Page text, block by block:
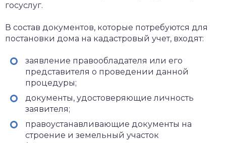
госуслуг.
В состав документов, которые потребуются для
постановки дома на кадастровый учет, входят:
заявление правообладателя или его
представителя о проведении данной
процедуры;
документы, удостоверяющие личность
заявителя;
правоустанавливающие документы на
строение и земельный участок